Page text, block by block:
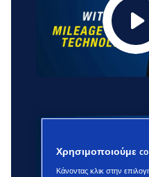
Χρησιμοποιούμε
Κάνοντας κλικ στην